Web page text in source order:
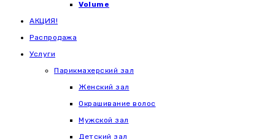
Volume
АКЦИЯ!
Распродажа
Услуги
Парикмахерский зал
Женский зал
Окрашивание волос
Мужской зал
Детский зал